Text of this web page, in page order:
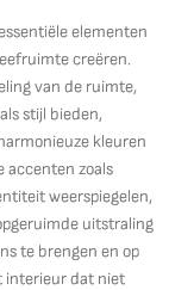
elementen
creëren.
van de ruimte,
stijl bieden,
kleuren
accenten zoals
weerspiegelen,
uitstraling
te brengen en op
interieur dat niet